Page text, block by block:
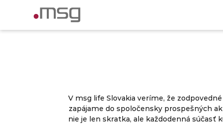
V msg life Slovakia veríme, že
zapájame do spoločensky prospešných
nie je len skratka, ale každodenná súčasť